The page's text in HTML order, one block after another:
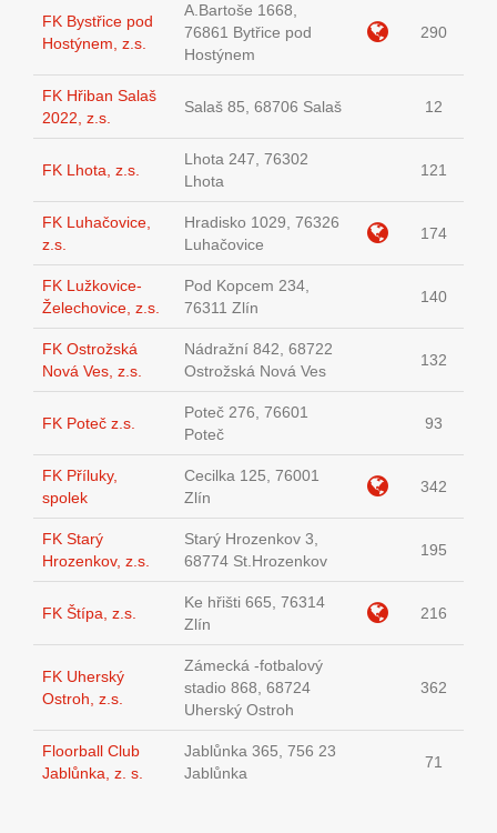
FK Bystřice pod
Hostýnem, z.s.
A.Bartoše 1668,
76861 Bytřice pod
Hostýnem
290
FK Hřiban Salaš
2022, z.s.
Salaš 85, 68706 Salaš 12
FK Lhota, z.s.
Lhota 247, 76302
Lhota
121
FK Luhačovice,
z.s.
Hradisko 1029, 76326
Luhačovice
174
FK Lužkovice-
Želechovice, z.s.
Pod Kopcem 234,
76311 Zlín
140
FK Ostrožská
Nová Ves, z.s.
Nádražní 842, 68722
Ostrožská Nová Ves
132
FK Poteč z.s.
Poteč 276, 76601
Poteč
93
FK Příluky,
spolek
Cecilka 125, 76001
Zlín
342
FK Starý
Hrozenkov, z.s.
Starý Hrozenkov 3,
68774 St.Hrozenkov
195
FK Štípa, z.s.
Ke hřišti 665, 76314
Zlín
216
FK Uherský
Ostroh, z.s.
Zámecká -fotbalový
stadio 868, 68724
Uherský Ostroh
362
Floorball Club
Jablůnka, z. s.
Jablůnka 365, 756 23
Jablůnka
71